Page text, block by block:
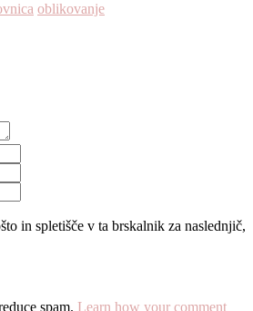
oblikovanje
in spletišče v ta brskalnik za naslednjič,
spam. Learn how your comment